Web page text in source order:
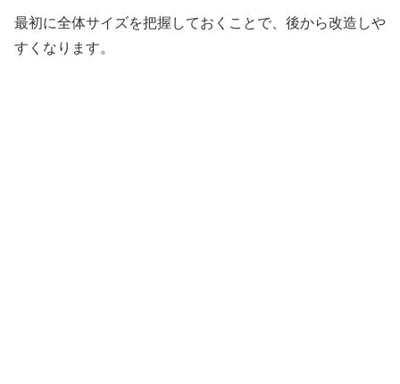
最初に全体サイズを把握しておくことで、後から改造しや
すくなります。